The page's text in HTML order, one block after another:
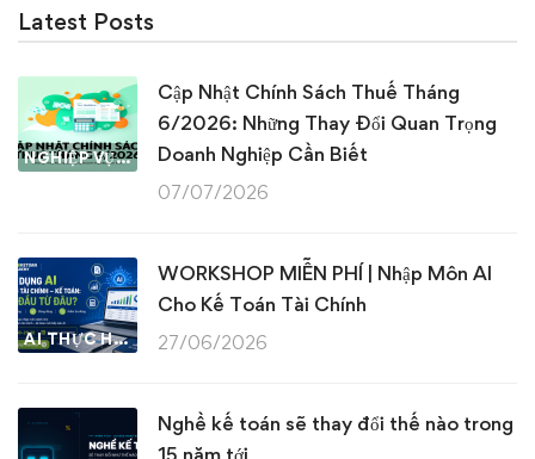
Latest Posts
NGHIỆP VỤ KẾ TOÁN & THUẾ
Cập Nhật Chính Sách Thuế Tháng
6/2026: Những Thay Đổi Quan Trọng
Doanh Nghiệp Cần Biết
07/07/2026
AI THỰC HÀNH
WORKSHOP MIỄN PHÍ | Nhập Môn AI
Cho Kế Toán Tài Chính
27/06/2026
Nghề kế toán sẽ thay đổi thế nào trong
15 năm tới